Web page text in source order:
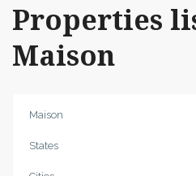
Properties
Maison
Maison
States